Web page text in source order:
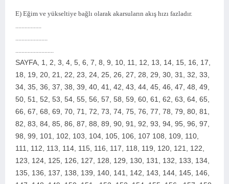
E) Eğim ve yükseltiye bağlı olarak akarsuların akış hızı fazladır.
.................
.....................
.........................
SAYFA, 1, 2, 3, 4, 5, 6, 7, 8, 9, 10, 11, 12, 13, 14, 15, 16, 17,
18, 19, 20, 21, 22, 23, 24, 25, 26, 27, 28, 29, 30, 31, 32, 33,
34, 35, 36, 37, 38, 39, 40, 41, 42, 43, 44, 45, 46, 47, 48, 49,
50, 51, 52, 53, 54, 55, 56, 57, 58, 59, 60, 61, 62, 63, 64, 65,
66, 67, 68, 69, 70, 71, 72, 73, 74, 75, 76, 77, 78, 79, 80, 81,
82, 83, 84, 85, 86, 87, 88, 89, 90, 91, 92, 93, 94, 95, 96, 97,
98, 99, 101, 102, 103, 104, 105, 106, 107 108, 109, 110,
111, 112, 113, 114, 115, 116, 117, 118, 119, 120, 121, 122,
123, 124, 125, 126, 127, 128, 129, 130, 131, 132, 133, 134,
135, 136, 137, 138, 139, 140, 141, 142, 143, 144, 145, 146,